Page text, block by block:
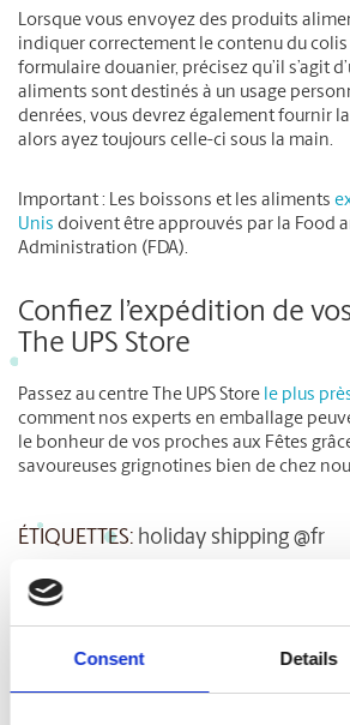
Consent Details
Lorsque vous envoyez des produits
indiquer correctement le contenu du colis
formulaire douanier, précisez qu’il s’agit
aliments sont destinés à un usage
denrées, vous devrez également fournir
alors ayez toujours celle-ci sous la main.
Important : Les boissons et les aliments
Unis doivent être approuvés par la Food
Administration (FDA).
Confiez l’expédition de
The UPS Store
Passez au centre The UPS Store le plus
comment nos experts en emballage
le bonheur de vos proches aux Fêtes
savoureuses grignotines bien de chez
ÉTIQUETTES: holiday shipping @fr
Articles liés